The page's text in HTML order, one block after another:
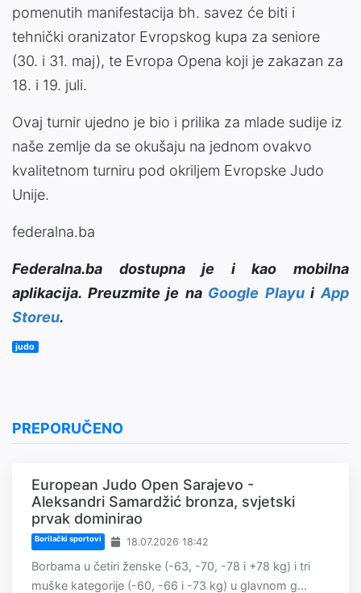
pomenutih manifestacija bh. savez će biti i
tehnički oranizator Evropskog kupa za seniore
(30. i 31. maj), te Evropa Opena koji je zakazan za
18. i 19. juli.
Ovaj turnir ujedno je bio i prilika za mlade sudije iz
naše zemlje da se okušaju na jednom ovakvo
kvalitetnom turniru pod okriljem Evropske Judo
Unije.
federalna.ba
Federalna.ba dostupna je i kao mobilna
aplikacija. Preuzmite je na Google PlayuiApp
Storeu.
judo
PREPORUČENO
European Judo Open Sarajevo -
Aleksandri Samardžić bronza, svjetski
prvak dominirao
Borilački sportovi 18.07.2026 18:42
Borbama u četiri ženske (-63, -70, -78 i +78 kg) i tri
muške kategorije (-60, -66 i -73 kg) u glavnom g...